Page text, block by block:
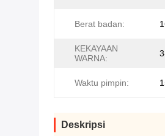
Berat badan:
KEKAYAAN
WARNA:
Waktu pimpin:
Deskripsi